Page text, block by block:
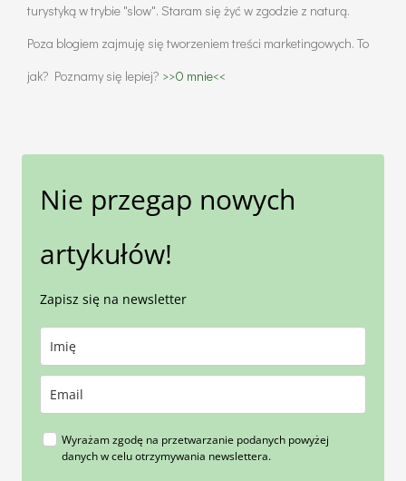
turystyką w trybie "slow". Staram się żyć w zgodzie z naturą.
Poza blogiem zajmuję się tworzeniem treści marketingowych. To
jak? Poznamy się lepiej? >>O mnie<<
Nie przegap nowych
artykułów!
Zapisz się na newsletter
Wyrażam zgodę na przetwarzanie podanych powyżej
danych w celu otrzymywania newslettera.